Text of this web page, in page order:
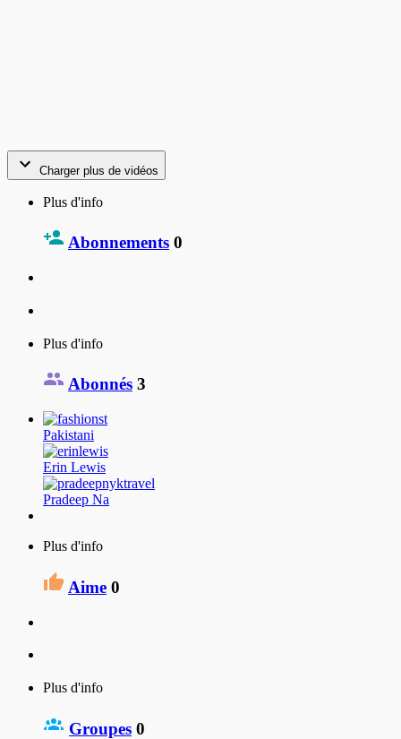
Charger plus de vidéos
Plus d'info
Abonnements 0
Plus d'info
Abonnés 3
Pakistani
Erin Lewis
Pradeep Na
Plus d'info
Aime 0
Plus d'info
Groupes 0